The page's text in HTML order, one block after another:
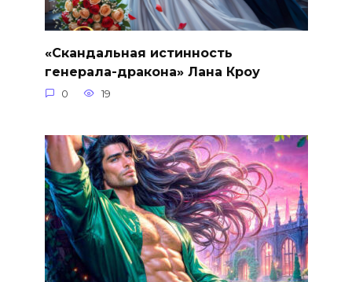
«Скандальная истинность
генерала-дракона» Лана Кроу
0 19